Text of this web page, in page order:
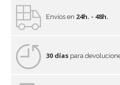
Envíos en 24h. - 48h.
30 días para